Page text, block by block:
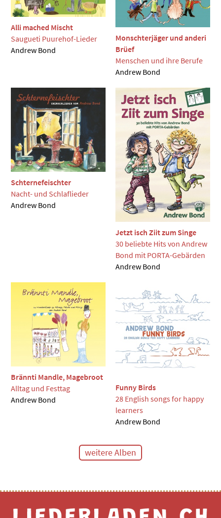
Alli mached Mischt
Saugueti Puurehof-Lieder
Andrew Bond
Monschterjäger und anderi
Brüef
Menschen und ihre Berufe
Andrew Bond
Schternefeischter
Nacht- und Schlaflieder
Andrew Bond
Jetzt isch Ziit zum Singe
30 beliebte Hits von Andrew
Bond mit PORTA-Gebärden
Andrew Bond
Brännti Mandle, Magebroot
Alltag und Festtag
Andrew Bond
Funny Birds
28 English songs for happy
learners
Andrew Bond
weitere Alben